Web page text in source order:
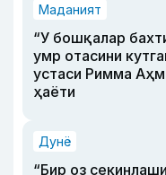
Маданият
“У бошқалар
умр отасини
устаси Римма
ҳаёти
Дунё
“Бир оз